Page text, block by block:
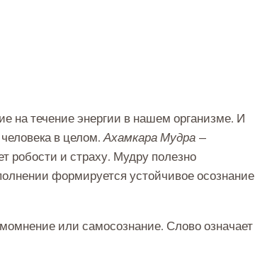
на течение энергии в нашем организме. И
в целом. Ахамкара Мудра —
робости и страху. Мудру полезно
формируется устойчивое осознание
или самосознание. Слово означает